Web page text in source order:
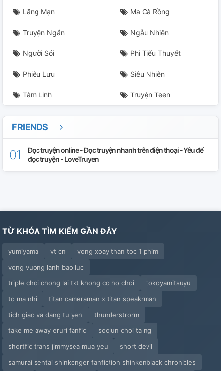
DNA (BTS)
DON'T WANNA CRY (SEVENTEEN)
EVERYDAY (WINNER)
EUPHORIA (JUNGKOOK BTS)
FAKE LOVE (BTS)
FIRE (BTS)
FIRE TRUCK (NCT 127)
GO (NCT DREAM)
GO GO (BTS)
HANGSANG (J-HOPE BTS FT. SUPREME BOI)
Lãng Mạn Ma Cà Rồng
Truyện Ngắn Ngẫu Nhiên
Người Sói Phi Tiểu Thuyết
Phiêu Lưu Siêu Nhiên
Tâm Linh Truyện Teen
FRIENDS
Đọc truyện online - Đọc truyện nhanh trên điện thoại - Yêu để
đọc truyện - LoveTruyen
TỪ KHÓA TÌM KIẾM GẦN ĐÂY
yumiyama vt cn
vong xoay than toc 1 phim
vong vuong lanh bao luc
triple choi chong lai txt khong co ho choi
tokoyamitsuyu
to ma nhi
titan cameraman x titan speakrman
tich giao va dang tu yen
thunderstrorm
take me away eruri fanfic
soojun choi ta ng
shortfic trans jimmysea mua yeu
short devil
samurai sentai shinkenger fanfiction shinkenblack chronicles